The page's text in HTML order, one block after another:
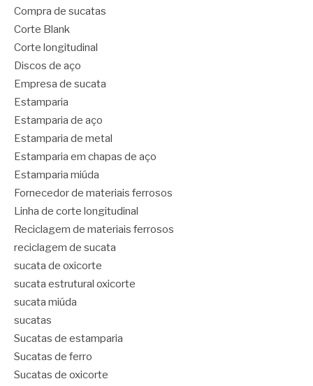
Compra de sucatas
Corte Blank
Corte longitudinal
Discos de aço
Empresa de sucata
Estamparia
Estamparia de aço
Estamparia de metal
Estamparia em chapas de aço
Estamparia miúda
Fornecedor de materiais ferrosos
Linha de corte longitudinal
Reciclagem de materiais ferrosos
reciclagem de sucata
sucata de oxicorte
sucata estrutural oxicorte
sucata miúda
sucatas
Sucatas de estamparia
Sucatas de ferro
Sucatas de oxicorte